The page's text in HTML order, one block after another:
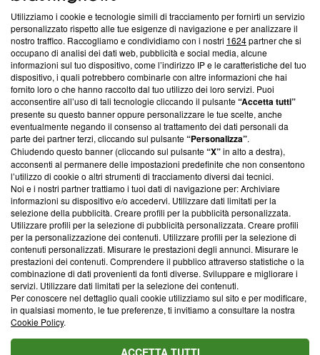
Questa sezione offre informazioni trasparenti su Blasting
News, sui nostri processi editoriali e su come ci impegniamo a
creare news di qualità. Inoltre, afferma la nostra aderenza a
‘Trust Project - News with Integrity’Blasting News non è
ancora membro del programma, ma ha richiesto di farne
parte; Trust Project non ha ancora effettuato una verifica di
conformità agli standard.
Su di noi
Team editoriale
Corporate
Redazione
Informativa Privacy
Cookie Policy
Blasting SA, IDI CHE-247.845.224, Via Carlo Frasca, 3 - 6900
Lugano (Svizzera) Tel:+39 0690258937
© 2026 Blasting News
Utilizziamo i cookie e tecnologie simili di tracciamento per fornirti un servizio
personalizzato rispetto alle tue esigenze di navigazione e per analizzare il
nostro traffico. Raccogliamo e condividiamo con i nostri 1624partner che si
occupano di analisi dei dati web, pubblicità e social media, alcune
informazioni sul tuo dispositivo, come l’indirizzo IP e le caratteristiche del tuo
dispositivo, i quali potrebbero combinarle con altre informazioni che hai
fornito loro o che hanno raccolto dal tuo utilizzo dei loro servizi. Puoi
acconsentire all’uso di tali tecnologie cliccando il pulsante“Accetta tutti”
presente su questo banner oppure personalizzare le tue scelte, anche
eventualmente negando il consenso al trattamento dei dati personali da
parte dei partner terzi, cliccando sul pulsante“Personalizza”.
Chiudendo questo banner (cliccando sul pulsante“X”in alto a destra),
acconsenti al permanere delle impostazioni predefinite che non consentono
l’utilizzo di cookie o altri strumenti di tracciamento diversi dai tecnici.
Noi e i nostri partner trattiamo i tuoi dati di navigazione per: Archiviare
informazioni su dispositivo e/o accedervi. Utilizzare dati limitati per la
selezione della pubblicità. Creare profili per la pubblicità personalizzata.
Utilizzare profili per la selezione di pubblicità personalizzata. Creare profili
per la personalizzazione dei contenuti. Utilizzare profili per la selezione di
contenuti personalizzati. Misurare le prestazioni degli annunci. Misurare le
prestazioni dei contenuti. Comprendere il pubblico attraverso statistiche o la
combinazione di dati provenienti da fonti diverse. Sviluppare e migliorare i
servizi. Utilizzare dati limitati per la selezione dei contenuti.
Per conoscere nel dettaglio quali cookie utilizziamo sul sito e per modificare,
in qualsiasi momento, le tue preferenze, ti invitiamo a consultare la nostra
Cookie Policy.
ACCETTA TUTTI